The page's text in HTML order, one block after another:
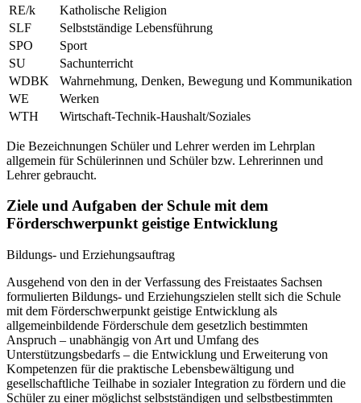
RE/k
Katholische Religion
SLF
Selbstständige Lebensführung
SPO
Sport
SU
Sachunterricht
WDBK
Wahrnehmung, Denken, Bewegung und Kommunikation
WE
Werken
WTH
Wirtschaft-Technik-Haushalt/Soziales
Die Bezeichnungen Schüler und Lehrer werden im Lehrplan
allgemein für Schülerinnen und Schüler bzw. Lehrerinnen und
Lehrer gebraucht.
Ziele und Aufgaben der Schule mit dem
Förderschwerpunkt geistige Entwicklung
Bildungs- und Erziehungsauftrag
Ausgehend von den in der Verfassung des Freistaates Sachsen
formulierten Bildungs- und Erziehungszielen stellt sich die Schule
mit dem Förderschwerpunkt geistige Entwicklung als
allgemeinbildende Förderschule dem gesetzlich bestimmten
Anspruch – unabhängig von Art und Umfang des
Unterstützungsbedarfs – die Entwicklung und Erweiterung von
Kompetenzen für die praktische Lebensbewältigung und
gesellschaftliche Teilhabe in sozialer Integration zu fördern und die
Schüler zu einer möglichst selbstständigen und selbstbestimmten